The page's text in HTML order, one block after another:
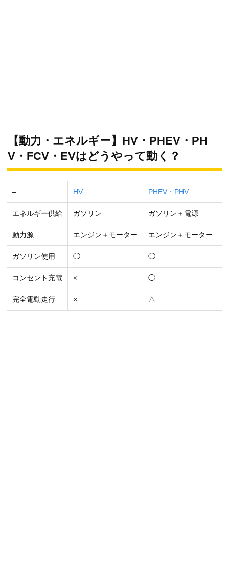
【動力・エネルギー】HV・PHEV・PH
V・FCV・EVはどうやって動く？
– HV PHEV・PHV
エネルギー供給 ガソリン ガソリン＋電源
動力源 エンジン＋モーター エンジン＋モーター
ガソリン使用 ◯ ◯
コンセント充電 × ◯
完全電動走行 × △